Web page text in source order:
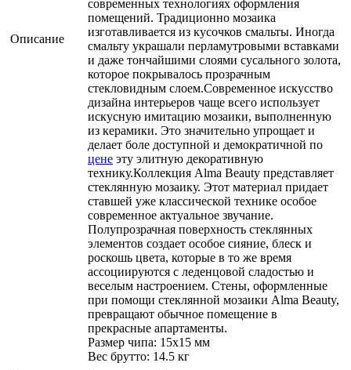
Описание
современных технологиях оформления
помещений. Традиционно мозаика
изготавливается из кусочков смальты. Иногда
смальту украшали перламутровыми вставками
и даже тончайшими слоями сусального золота,
которое покрывалось прозрачным
стекловидным слоем.Современное искусство
дизайна интерьеров чаще всего использует
искусную имитацию мозаики, выполненную
из керамики. Это значительно упрощает и
делает боле доступной и демократичной по
цене эту элитную декоративную
технику.Коллекция Alma Beauty представляет
стеклянную мозаику. Этот материал придает
ставшей уже классической технике особое
современное актуальное звучание.
Полупрозрачная поверхность стеклянных
элементов создает особое сияние, блеск и
роскошь цвета, которые в то же время
ассоциируются с леденцовой сладостью и
веселым настроением. Стены, оформленные
при помощи стеклянной мозаики Alma Beauty,
превращают обычное помещение в
прекрасные апартаменты.
Размер чипа: 15x15 мм
Вес брутто: 14.5 кг